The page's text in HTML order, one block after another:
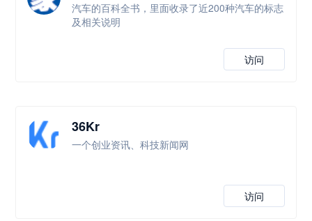
汽车的百科全书，里面收录了近200种汽车的标志
及相关说明
访问
36Kr
一个创业资讯、科技新闻网
访问